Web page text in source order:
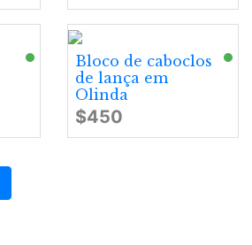
Bloco de caboclos
de lança em
Olinda
$450